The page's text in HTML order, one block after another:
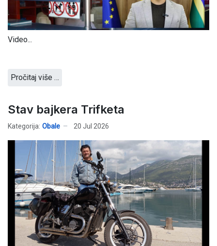
Video...
Pročitaj više …
Stav bajkera Trifketa
Kategorija: Obale 20 Jul 2026